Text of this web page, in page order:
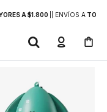
A $1.800 | ENVÍOS ATODO